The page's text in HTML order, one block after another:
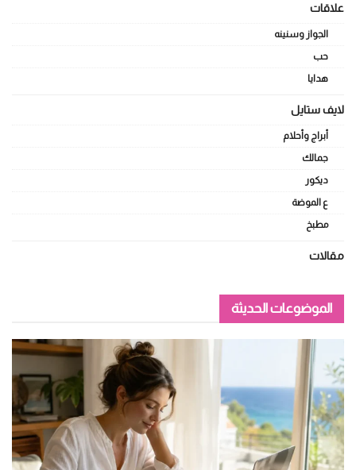
علاقات
الجواز وسنينه
حب
هدايا
لايف ستايل
أبراج وأحلام
جمالك
ديكور
ع الموضة
مطبخ
مقالات
الموضوعات الحديثة